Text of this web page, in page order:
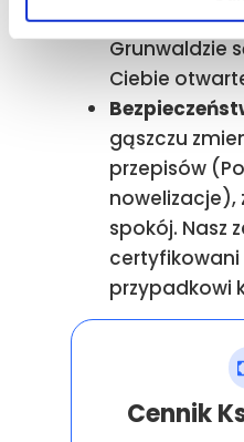
chmurze),
Grunwaldzie
Ciebie
gąszczu
przepisów
spokój. Nasz
certyfikowani
przypadkowi
Cennik